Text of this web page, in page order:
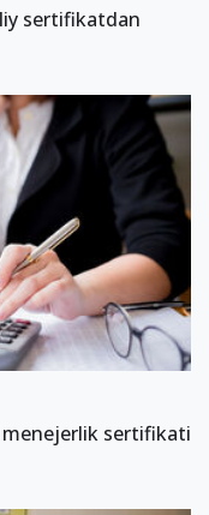
sertifikatdan
menejerlik sertifikati